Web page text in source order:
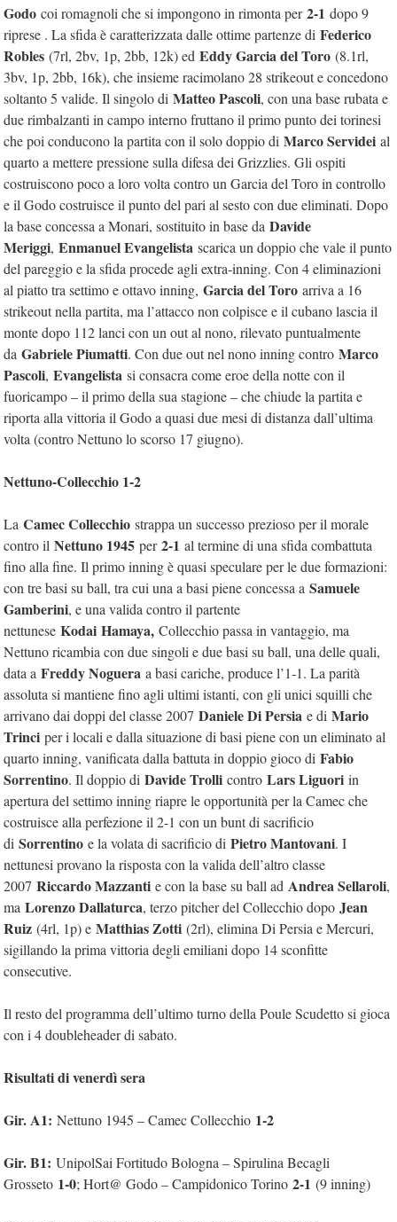
Godo coi romagnoli che si impongono in rimonta per2-1 dopo 9
riprese . La sfida è caratterizzata dalle ottime partenze di Federico
Robles (7rl, 2bv, 1p, 2bb, 12k) ed Eddy Garcia del Toro (8.1rl,
3bv, 1p, 2bb, 16k), che insieme racimolano 28 strikeout e concedono
soltanto 5 valide. Il singolo di Matteo Pascoli, con una base rubata e
due rimbalzanti in campo interno fruttano il primo punto dei torinesi
che poi conducono la partita con il solo doppio di Marco Servidei al
quarto a mettere pressione sulla difesa dei Grizzlies. Gli ospiti
costruiscono poco a loro volta contro un Garcia del Toro in controllo
e il Godo costruisce il punto del pari al sesto con due eliminati. Dopo
la base concessa a Monari, sostituito in base da Davide
Meriggi, Enmanuel Evangelista scarica un doppio che vale il punto
del pareggio e la sfida procede agli extra-inning. Con 4 eliminazioni
al piatto tra settimo e ottavo inning, Garcia del Toro arriva a 16
strikeout nella partita, ma l’attacco non colpisce e il cubano lascia il
monte dopo 112 lanci con un out al nono, rilevato puntualmente
da Gabriele Piumatti. Con due out nel nono inning contro Marco
Pascoli, Evangelista si consacra come eroe della notte con il
fuoricampo – il primo della sua stagione – che chiude la partita e
riporta alla vittoria il Godo a quasi due mesi di distanza dall’ultima
volta (contro Nettuno lo scorso 17 giugno).
Nettuno-Collecchio 1-2
La Camec Collecchio strappa un successo prezioso per il morale
contro il Nettuno 1945 per2-1 al termine di una sfida combattuta
fino alla fine. Il primo inning è quasi speculare per le due formazioni:
con tre basi su ball, tra cui una a basi piene concessa a Samuele
Gamberini, e una valida contro il partente
nettunese Kodai Hamaya, Collecchio passa in vantaggio, ma
Nettuno ricambia con due singoli e due basi su ball, una delle quali,
data a Freddy Noguera a basi cariche, produce l’1-1. La parità
assoluta si mantiene fino agli ultimi istanti, con gli unici squilli che
arrivano dai doppi del classe 2007 Daniele Di Persia e di Mario
Trinci per i locali e dalla situazione di basi piene con un eliminato al
quarto inning, vanificata dalla battuta in doppio gioco di Fabio
Sorrentino. Il doppio di Davide Trolli contro Lars Liguori in
apertura del settimo inning riapre le opportunità per la Camec che
costruisce alla perfezione il 2-1 con un bunt di sacrificio
di Sorrentino e la volata di sacrificio di Pietro Mantovani. I
nettunesi provano la risposta con la valida dell’altro classe
2007 Riccardo Mazzanti e con la base su ball ad Andrea Sellaroli,
ma Lorenzo Dallaturca, terzo pitcher del Collecchio dopo Jean
Ruiz (4rl, 1p) e Matthias Zotti (2rl), elimina Di Persia e Mercuri,
sigillando la prima vittoria degli emiliani dopo 14 sconfitte
consecutive.
Il resto del programma dell’ultimo turno della Poule Scudetto si gioca
con i 4 doubleheader di sabato.
Risultati di venerdì sera
Gir. A1: Nettuno 1945 – Camec Collecchio 1-2
Gir. B1: UnipolSai Fortitudo Bologna – Spirulina Becagli
Grosseto 1-0; Hort@ Godo – Campidonico Torino 2-1 (9 inning)